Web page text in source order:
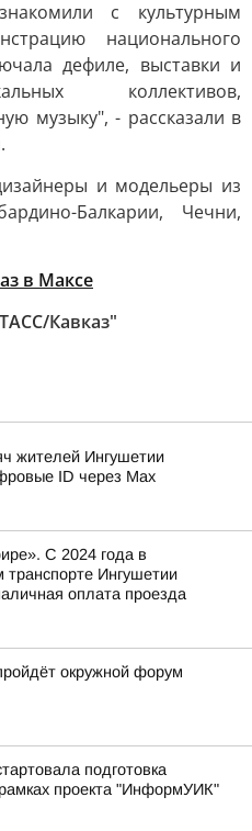
с культурным
национального
дефиле, выставки и
коллективов,
музыку", - рассказали в
и модельеры из
Балкарии, Чечни,
в Максе
Кавказ"
жителей Ингушетии
ID через Max
С 2024 года в
транспорте Ингушетии
оплата проезда
окружной форум
подготовка
проекта "ИнформУИК"